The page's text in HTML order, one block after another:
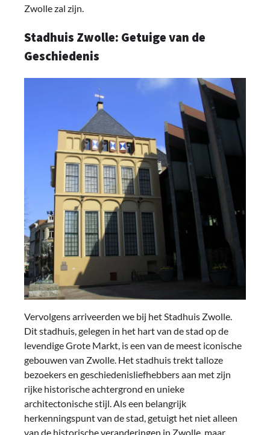
Zwolle zal zijn.
Stadhuis Zwolle: Getuige van de
Geschiedenis
Vervolgens arriveerden we bij het Stadhuis Zwolle.
Dit stadhuis, gelegen in het hart van de stad op de
levendige Grote Markt, is een van de meest iconische
gebouwen van Zwolle. Het stadhuis trekt talloze
bezoekers en geschiedenisliefhebbers aan met zijn
rijke historische achtergrond en unieke
architectonische stijl. Als een belangrijk
herkenningspunt van de stad, getuigt het niet alleen
van de historische veranderingen in Zwolle, maar